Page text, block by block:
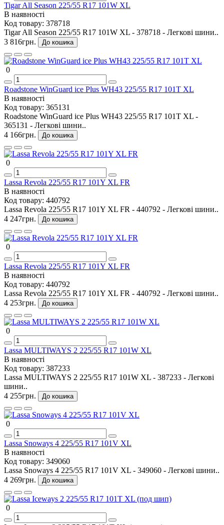
Tigar All Season 225/55 R17 101W XL
В наявності
Код товару: 378718
Tigar All Season 225/55 R17 101W XL - 378718 - Легкові шини..
3 816грн.
До кошика
0
Roadstone WinGuard ice Plus WH43 225/55 R17 101T XL
В наявності
Код товару: 365131
Roadstone WinGuard ice Plus WH43 225/55 R17 101T XL -
365131 - Легкові шини..
4 166грн.
До кошика
0
Lassa Revola 225/55 R17 101Y XL FR
В наявності
Код товару: 440792
Lassa Revola 225/55 R17 101Y XL FR - 440792 - Легкові шини..
4 247грн.
До кошика
0
Lassa Revola 225/55 R17 101Y XL FR
В наявності
Код товару: 440792
Lassa Revola 225/55 R17 101Y XL FR - 440792 - Легкові шини..
4 253грн.
До кошика
0
Lassa MULTIWAYS 2 225/55 R17 101W XL
В наявності
Код товару: 387233
Lassa MULTIWAYS 2 225/55 R17 101W XL - 387233 - Легкові
шини..
4 255грн.
До кошика
0
Lassa Snoways 4 225/55 R17 101V XL
В наявності
Код товару: 349060
Lassa Snoways 4 225/55 R17 101V XL - 349060 - Легкові шини..
4 269грн.
До кошика
0